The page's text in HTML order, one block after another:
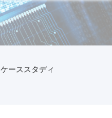
ケーススタディ